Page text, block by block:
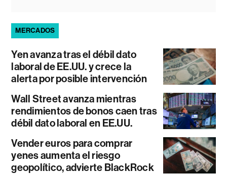
MERCADOS
Yen avanza tras el débil dato
laboral de EE.UU. y crece la
alerta por posible intervención
Wall Street avanza mientras
rendimientos de bonos caen tras
débil dato laboral en EE.UU.
Vender euros para comprar
yenes aumenta el riesgo
geopolítico, advierte BlackRock